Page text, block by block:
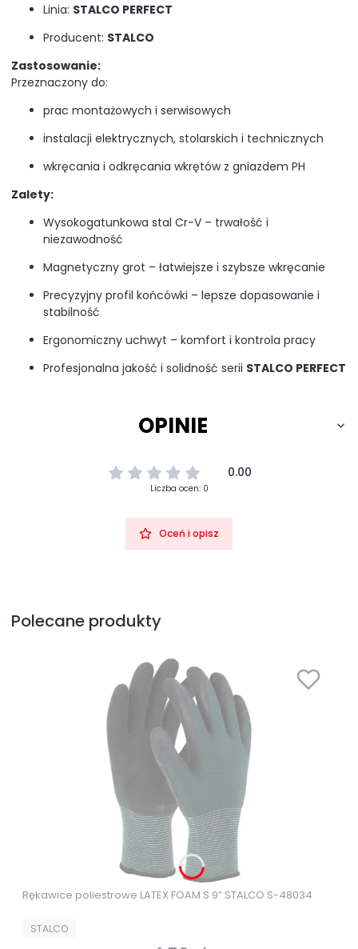
Linia: STALCO PERFECT
Producent: STALCO
Zastosowanie:
Przeznaczony do:
prac montażowych i serwisowych
instalacji elektrycznych, stolarskich i technicznych
wkręcania i odkręcania wkrętów z gniazdem PH
Zalety:
Wysokogatunkowa stal Cr-V – trwałość i
niezawodność
Magnetyczny grot – łatwiejsze i szybsze wkręcanie
Precyzyjny profil końcówki – lepsze dopasowanie i
stabilność
Ergonomiczny uchwyt – komfort i kontrola pracy
Profesjonalna jakość i solidność serii STALCO PERFECT
OPINIE
0.00
Liczba ocen: 0
Oceń i opisz
Polecane produkty
Rękawice poliestrowe LATEX FOAM S 9” STALCO S-48034
PRODUCENT
STALCO